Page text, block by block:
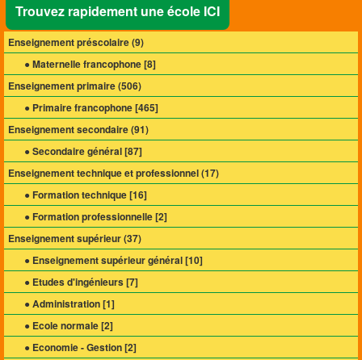
Trouvez rapidement une école ICI
Enseignement préscolaire (9)
● Maternelle francophone [8]
Enseignement primaire (506)
● Primaire francophone [465]
Enseignement secondaire (91)
● Secondaire général [87]
Enseignement technique et professionnel (17)
● Formation technique [16]
● Formation professionnelle [2]
Enseignement supérieur (37)
● Enseignement supérieur général [10]
● Etudes d'ingénieurs [7]
● Administration [1]
● Ecole normale [2]
● Economie - Gestion [2]